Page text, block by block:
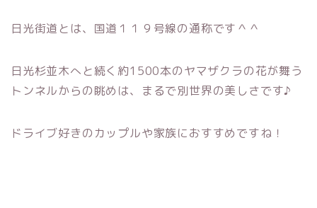
日光街道とは、国道１１９号線の通称です＾＾
日光杉並木へと続く約1500本のヤマザクラの花が舞う
トンネルからの眺めは、まるで別世界の美しさです♪
ドライブ好きのカップルや家族におすすめですね！